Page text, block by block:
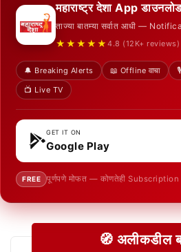
महाराष्ट्र देशा App
ताज्या बातम्या सर्वात आधी —
★★★★★ 4.8 (12K+ reviews)
🔔 Breaking Alerts 📖 Offline वाचा
📺 Live TV
GET IT ON
Google Play
FREE पूर्णपणे मोफत — कोणतेही Subscription
🧭 अलीकडील